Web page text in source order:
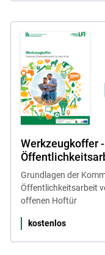
Werkzeugkoffer
Grundlagen der
Öffentlichkeitsarbeit
offenen Hoftür
kostenlos